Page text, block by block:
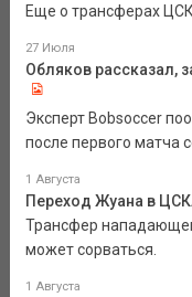
Еще о трансферах
27 Июля
Обляков рассказал,
Эксперт Bobsoccer
после первого матча
1 Августа
Переход Жуана в
Трансфер
может сорваться.
1 Августа